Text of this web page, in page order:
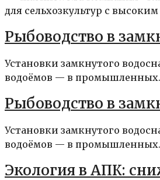
для сельхозкультур с
Рыбоводство в
Установки замкнутого
водоёмов — в
Рыбоводство в
Установки замкнутого
водоёмов — в
Экология в АПК: